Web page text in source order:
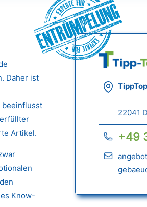
Entrümpelung
22041
+49
Daher ist
beeinflusst
Artikel.
Know-